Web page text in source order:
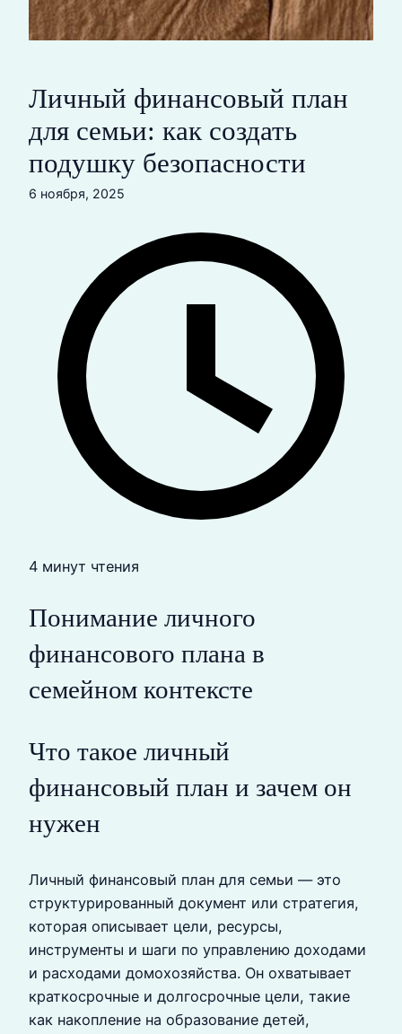
Личный финансовый план
для семьи: как создать
подушку безопасности
6 ноября, 2025
4 минут чтения
Понимание личного
финансового плана в
семейном контексте
Что такое личный
финансовый план и зачем он
нужен
Личный финансовый план для семьи — это
структурированный документ или стратегия,
которая описывает цели, ресурсы,
инструменты и шаги по управлению доходами
и расходами домохозяйства. Он охватывает
краткосрочные и долгосрочные цели, такие
как накопление на образование детей,